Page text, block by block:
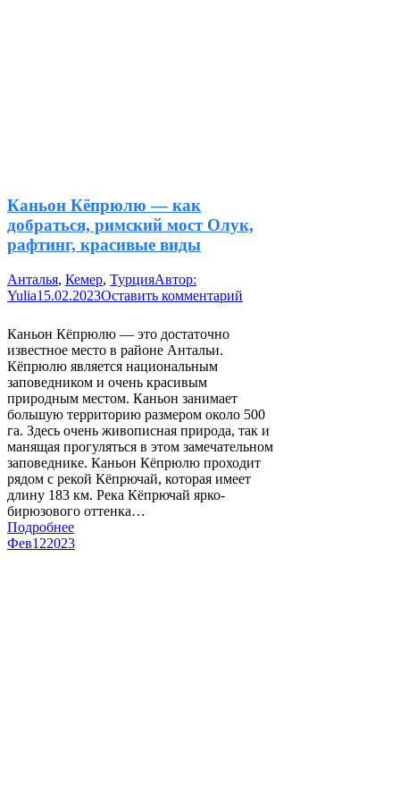
Каньон Кёпрюлю — как
добраться, римский мост Олук,
рафтинг, красивые виды
Анталья, Кемер, ТурцияАвтор:
Yulia15.02.2023Оставить комментарий
Каньон Кёпрюлю — это достаточно
известное место в районе Антальи.
Кёпрюлю является национальным
заповедником и очень красивым
природным местом. Каньон занимает
большую территорию размером около 500
га. Здесь очень живописная природа, так и
манящая прогуляться в этом замечательном
заповеднике. Каньон Кёпрюлю проходит
рядом с рекой Кёпрючай, которая имеет
длину 183 км. Река Кёпрючай ярко-
бирюзового оттенка…
Подробнее
Фев122023